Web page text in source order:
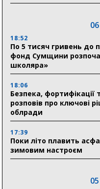
18:52
По 5 тисяч гривень до
фонд Сумщини
школяра»
18:06
Безпека,
розповів про ключові
облради
17:39
Поки літо плавить
зимовим настроєм